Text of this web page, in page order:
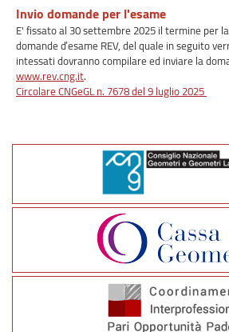
Invio domande per l'esame
E' fissato al 30 settembre 2025 il termine per
domande d’esame REV, del quale in seguito
intessati dovranno compilare ed inviare la
www.rev.cng.it.
Circolare CNGeGL n. 7678 del 9 luglio 2025